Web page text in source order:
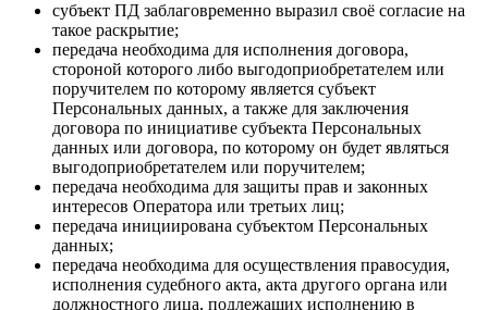
субъект ПД заблаговременно выразил своё согласие на
такое раскрытие;
передача необходима для исполнения договора,
стороной которого либо выгодоприобретателем или
поручителем по которому является субъект
Персональных данных, а также для заключения
договора по инициативе субъекта Персональных
данных или договора, по которому он будет являться
выгодоприобретателем или поручителем;
передача необходима для защиты прав и законных
интересов Оператора или третьих лиц;
передача инициирована субъектом Персональных
данных;
передача необходима для осуществления правосудия,
исполнения судебного акта, акта другого органа или
должностного лица, подлежащих исполнению в